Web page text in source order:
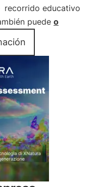
recorrido educativo
puede o